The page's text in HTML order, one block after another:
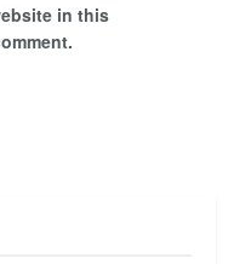
in this